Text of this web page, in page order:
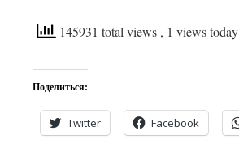
145931 total views , 1 views today
Поделиться:
Twitter Facebook